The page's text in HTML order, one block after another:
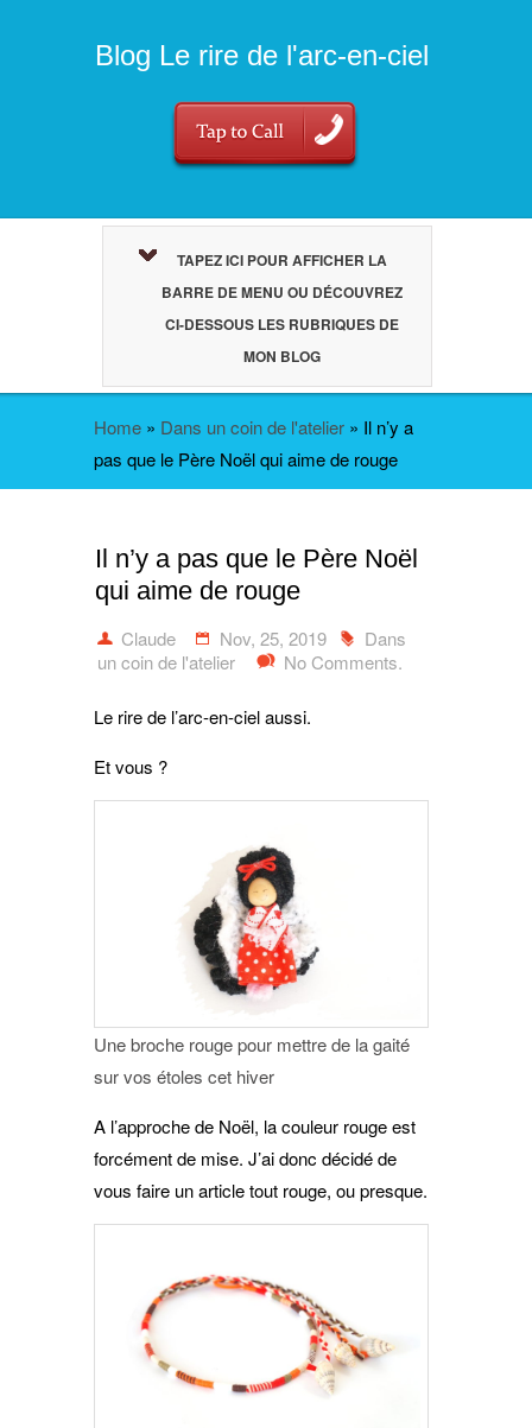
Blog Le rire de l'arc-en-ciel
TAPEZ ICI POUR AFFICHER LA
BARRE DE MENU OU DÉCOUVREZ
CI-DESSOUS LES RUBRIQUES DE
MON BLOG
Home » Dans un coin de l'atelier » Il n’y a
pas que le Père Noël qui aime de rouge
Il n’y a pas que le Père Noël
qui aime de rouge
Claude Nov, 25, 2019
Dans
un coin de l'atelier
No Comments.
Le rire de l’arc-en-ciel aussi.
Et vous ?
Une broche rouge pour mettre de la gaité
sur vos étoles cet hiver
A l’approche de Noël, la couleur rouge est
forcément de mise. J’ai donc décidé de
vous faire un article tout rouge, ou presque.